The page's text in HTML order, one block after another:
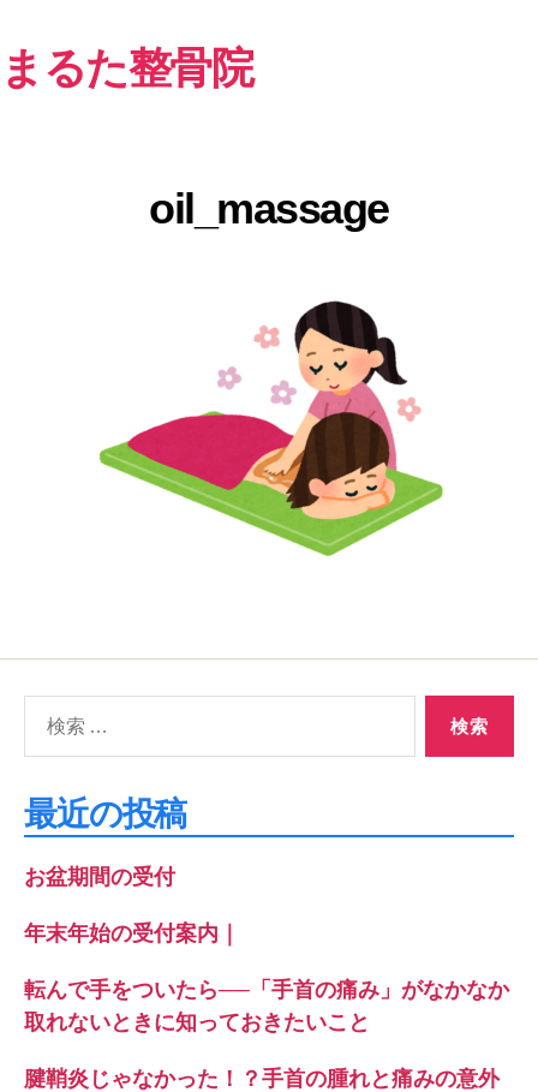
まるた整骨院
oil_massage
象:
最近の投稿
お盆期間の受付
年末年始の受付案内｜
転んで手をついたら──「手首の痛み」がなかなか
取れないときに知っておきたいこと
腱鞘炎じゃなかった！？手首の腫れと痛みの意外